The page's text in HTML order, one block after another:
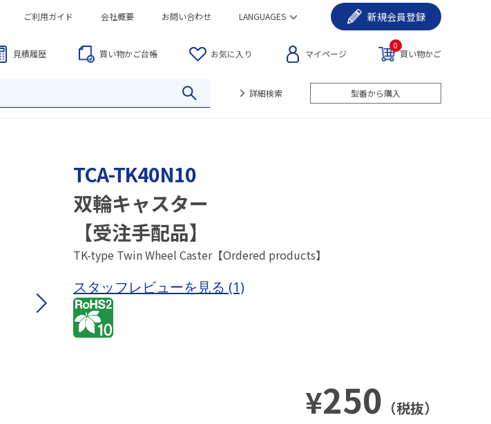
ご利用ガイド 会社概要 お問い合わせ LANGUAGES 新規会員登録
見積履歴 買い物かご台帳 お気に入り マイページ 買い物かご
0
詳細検索 型番から購入
TCA-TK40N10
双輪キャスター
【受注手配品】
TK-type Twin Wheel Caster【Ordered products】
スタッフレビューを見る (1)
¥250 （税抜）